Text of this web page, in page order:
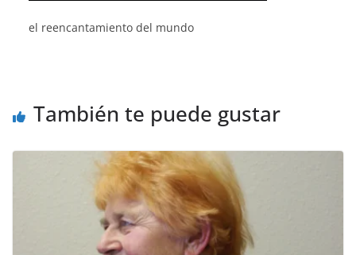
el reencantamiento del mundo
También te puede gustar